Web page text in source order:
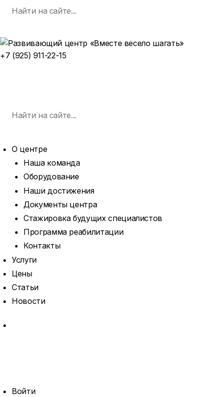
Skip
+7 (925) 911-22-15
О центре
Наша команда
Оборудование
Наши достижения
Документы центра
Стажировка будущих специалистов
Программа реабилитации
Контакты
Услуги
Цены
Статьи
Новости
Войти